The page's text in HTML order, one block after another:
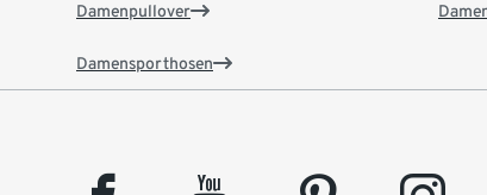
Damenpullover
Damensporthosen